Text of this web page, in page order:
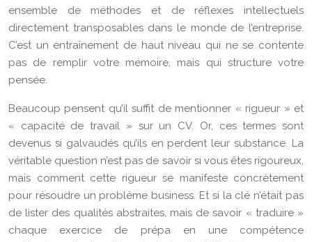
ensemble de méthodes et de réflexes intellectuels
directement transposables dans le monde de l’entreprise.
C’est un entraînement de haut niveau qui ne se contente
pas de remplir votre mémoire, mais qui structure votre
pensée.
Beaucoup pensent qu’il suffit de mentionner « rigueur » et
« capacité de travail » sur un CV. Or, ces termes sont
devenus si galvaudés qu’ils en perdent leur substance. La
véritable question n’est pas de savoir si vous êtes rigoureux,
mais comment cette rigueur se manifeste concrètement
pour résoudre un problème business. Et si la clé n’était pas
de lister des qualités abstraites, mais de savoir « traduire »
chaque exercice de prépa en une compétence